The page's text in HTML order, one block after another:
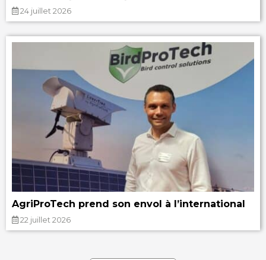
24 juillet 2026
AgriProTech prend son envol à l’international
22 juillet 2026